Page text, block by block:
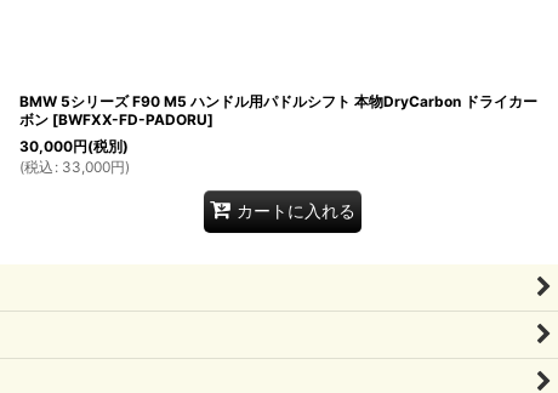
BMW 5シリーズ F90 M5 ハンドル用パドルシフト 本物DryCarbon ドライカー
ボン [BWFXX-FD-PADORU]
30,000円(税別)
(税込 : 33,000円)
カートに入れる